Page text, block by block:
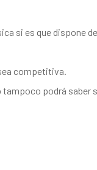
si es que dispone
competitiva.
podrá saber